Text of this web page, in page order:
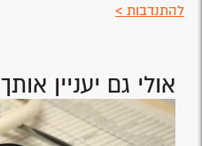
להתנדבות >
אולי גם יעניין אותך